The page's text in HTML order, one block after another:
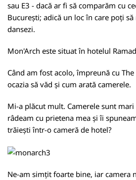
sau E3 - dacă ar fi să comparăm cu
București; adică un loc în care poți
dansezi.
Mon'Arch este situat în hotelul
Când am fost acolo, împreună cu
ocazia să văd și cum arată camerele.
Mi-a plăcut mult. Camerele sunt
râdeam cu prietena mea și îi
trăiești într-o cameră de hotel?
Ne-am simțit foarte bine, iar camera